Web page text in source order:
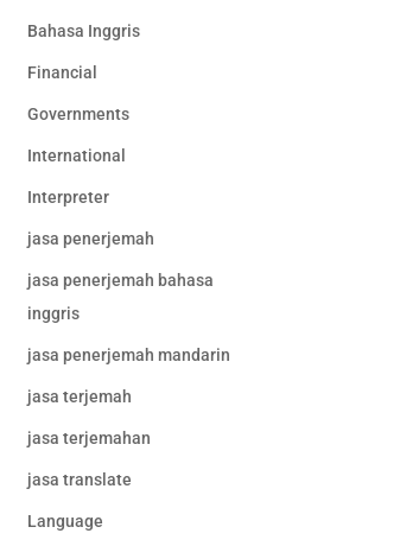
Bahasa Inggris
Financial
Governments
International
Interpreter
jasa penerjemah
jasa penerjemah bahasa
inggris
jasa penerjemah mandarin
jasa terjemah
jasa terjemahan
jasa translate
Language